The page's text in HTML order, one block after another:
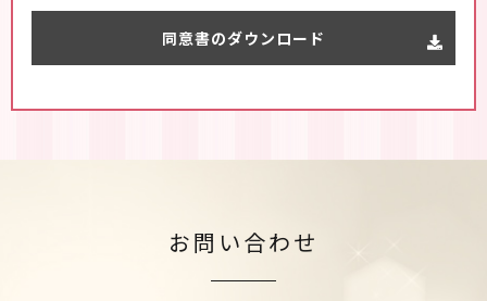
同意書のダウンロード
お問い合わせ